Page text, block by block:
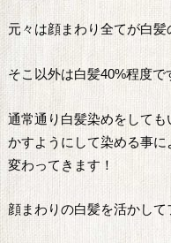
元々は顔まわり全てが白髪
そこ以外は白髪40%程度で
通常通り白髪染めをして
かすようにして染める事
変わってきます！
顔まわりの白髪を活かして